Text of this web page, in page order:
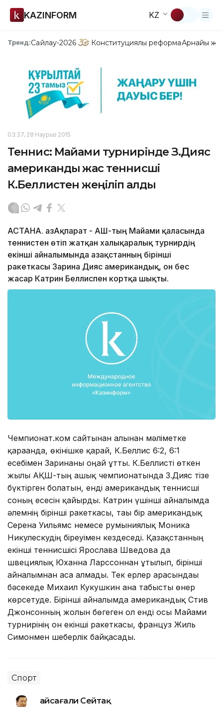
KAZINFORM KZ
Тренд:Сайлау-2026 Конституциялық реформаАрнайы
03:37, 28 Наурыз 2015
Теннис: Майами турнирінде З.Дияс
американдық жас теннисші
К.Беллистен жеңіліп қалды
АСТАНА. ҚазАқпарат - АҚШ-тың Майами қаласында
теннистен өтіп жатқан халықаралық турнирдің
екінші айналымында Қазақстанның бірінші
ракеткасы Зарина Дияс американдық, он бес
жасар Катрин Беллиспен кортқа шықты.
Чемпионат.ком сайтынан алынған мәліметке
қарағанда, өкінішке қарай, К.Беллис 6:2, 6:1
есебімен Заринаны оңай ұтты. К.Беллисті өткен
жылы АҚШ-тың ашық чемпионатында З.Дияс тізе
бүктірген болатын, енді американдық теннисші
соның есесін қайырды. Катрин үшінші айналымда
әлемнің бірінші ракеткасы, тағы бір американдық
Серена Уильямс немесе румыниялық Моника
Никулескудің біреуімен кездеседі. Қазақстанның
екінші теннисшісі Ярослава Шведова да
швециялық Юханна Ларссоннан ұтылып, бірінші
айналымнан аса алмады. Тек ерлер арасындағы
бәсекеде Михаил Кукушкин ғана табысты өнер
көрсетуде. Бірінші айналымда американдық Стив
Джонсонның жолын бөгеген ол енді осы Майами
турнирінің он екінші ракеткасы, француз Жиль
Симонмен шеберлік байқасады.
Спорт
Ғайсағали Сейтақ